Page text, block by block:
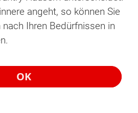
angeht, so können Sie
Ihren Bedürfnissen in